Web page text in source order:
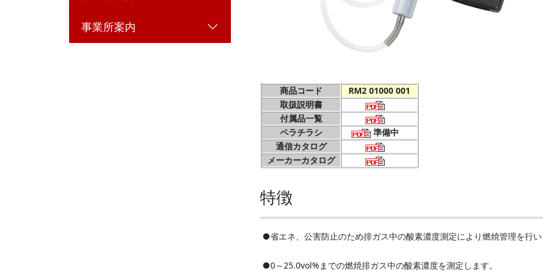
商品コード
RM2 01000 001
取扱説明書
付属品一覧
ペラチラシ
準備中
通信カタログ
メーカーカタログ
特徴
●省エネ、公害防止のため排ガス中の酸素濃度測定により燃焼管理を行
●0～25.0vol%までの燃焼排ガス中の酸素濃度を測定します。
事業所案内